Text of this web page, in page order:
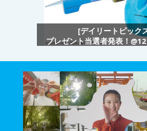
[デイリートピック
プレゼント当選者発表！